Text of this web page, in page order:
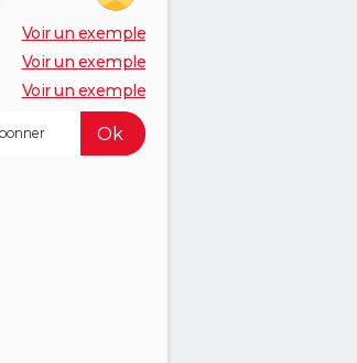
Voir un exemple
Voir un exemple
Voir un exemple